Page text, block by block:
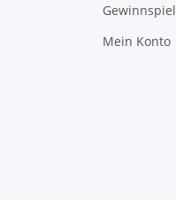
Gewinnspiel
Mein Konto